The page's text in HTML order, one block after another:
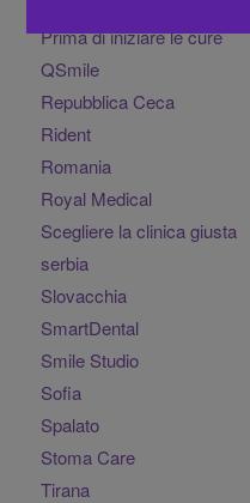
Prima di iniziare le cure
QSmile
Repubblica Ceca
Rident
Romania
Royal Medical
Scegliere la clinica giusta
serbia
Slovacchia
SmartDental
Smile Studio
Sofia
Spalato
Stoma Care
Tirana